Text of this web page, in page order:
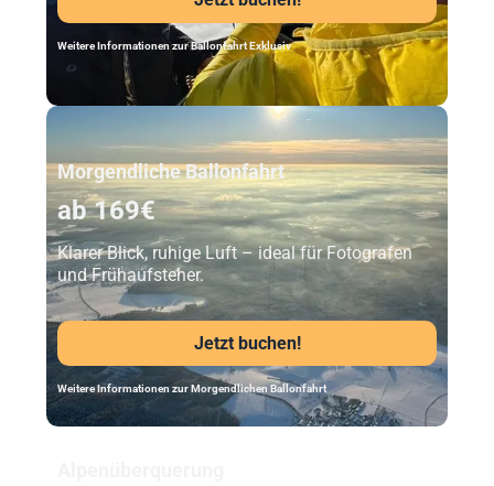
Weitere Informationen zur Ballonfahrt Exklusiv
Morgendliche Ballonfahrt
ab 169€
Klarer Blick, ruhige Luft – ideal für Fotografen
und Frühaufsteher.
Jetzt buchen!
Weitere Informationen zur Morgendlichen Ballonfahrt